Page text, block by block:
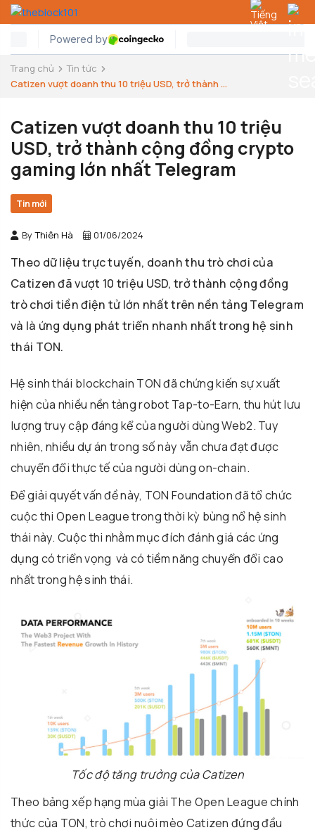
Trang chủ
Tin tức
Catizen vượt doanh thu 10 triệu USD, trở thành ...
Catizen vượt doanh thu 10 triệu
USD, trở thành cộng đồng crypto
gaming lớn nhất Telegram
Tin mới
By Thiên Hà 01/06/2024
Theo dữ liệu trực tuyến, doanh thu trò chơi của
Catizen đã vượt 10 triệu USD, trở thành cộng đồng
trò chơi tiền điện tử lớn nhất trên nền tảng Telegram
và là ứng dụng phát triển nhanh nhất trong hệ sinh
thái TON.
Hệ sinh thái blockchain TON đã chứng kiến ​​​​sự xuất
hiện của nhiều nền tảng robot Tap-to-Earn, thu hút lưu
lượng truy cập đáng kể của người dùng Web2. Tuy
nhiên, nhiều dự án trong số này vẫn chưa đạt được
chuyển đổi thực tế của người dùng on-chain.
Để giải quyết vấn đề này, TON Foundation đã tổ chức
cuộc thi Open League trong thời kỳ bùng nổ hệ sinh
thái này. Cuộc thi nhằm mục đích đánh giá các ứng
dụng có triển vọng và có tiềm năng chuyển đổi cao
nhất trong hệ sinh thái.
Tốc độ tăng trưởng của Catizen
Theo bảng xếp hạng mùa giải The Open League chính
thức của TON, trò chơi nuôi mèo Catizen đứng đầu